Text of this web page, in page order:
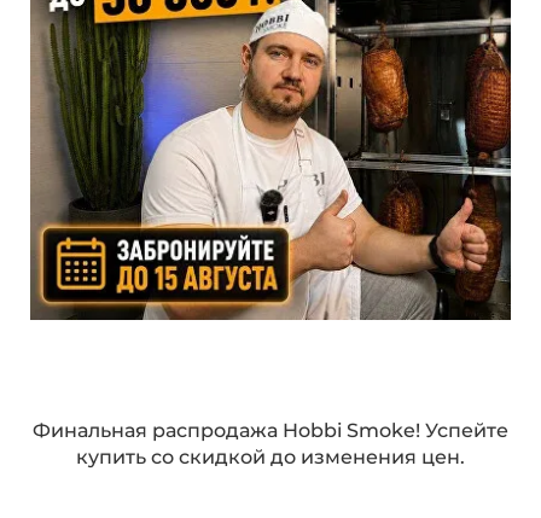
Финальная распродажа Hobbi Smoke! Успейте
купить со скидкой до изменения цен.